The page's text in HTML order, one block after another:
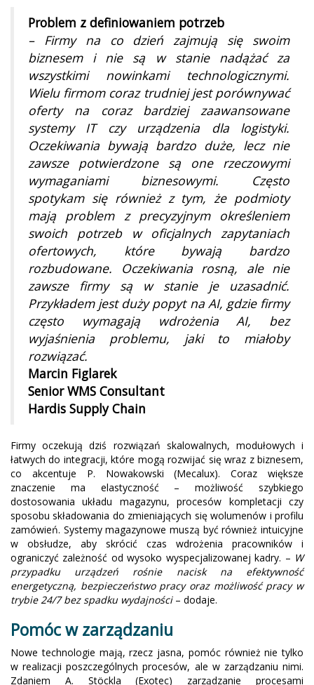
Problem z definiowaniem potrzeb
– Firmy na co dzień zajmują się swoim
biznesem i nie są w stanie nadążać za
wszystkimi nowinkami technologicznymi.
Wielu firmom coraz trudniej jest porównywać
oferty na coraz bardziej zaawansowane
systemy IT czy urządzenia dla logistyki.
Oczekiwania bywają bardzo duże, lecz nie
zawsze potwierdzone są one rzeczowymi
wymaganiami biznesowymi. Często
spotykam się również z tym, że podmioty
mają problem z precyzyjnym określeniem
swoich potrzeb w oficjalnych zapytaniach
ofertowych, które bywają bardzo
rozbudowane. Oczekiwania rosną, ale nie
zawsze firmy są w stanie je uzasadnić.
Przykładem jest duży popyt na AI, gdzie firmy
często wymagają wdrożenia AI, bez
wyjaśnienia problemu, jaki to miałoby
rozwiązać.
Marcin Figlarek
Senior WMS Consultant
Hardis Supply Chain
Firmy oczekują dziś rozwiązań skalowalnych, modułowych i
łatwych do integracji, które mogą rozwijać się wraz z biznesem,
co akcentuje P. Nowakowski (Mecalux). Coraz większe
znaczenie ma elastyczność – możliwość szybkiego
dostosowania układu magazynu, procesów kompletacji czy
sposobu składowania do zmieniających się wolumenów i profilu
zamówień. Systemy magazynowe muszą być również intuicyjne
w obsłudze, aby skrócić czas wdrożenia pracowników i
ograniczyć zależność od wysoko wyspecjalizowanej kadry. – W
przypadku urządzeń rośnie nacisk na efektywność
energetyczną, bezpieczeństwo pracy oraz możliwość pracy w
trybie 24/7 bez spadku wydajności – dodaje.
Pomóc w zarządzaniu
Nowe technologie mają, rzecz jasna, pomóc również nie tylko
w realizacji poszczególnych procesów, ale w zarządzaniu nimi.
Zdaniem A. Stöckla (Exotec) zarządzanie procesami